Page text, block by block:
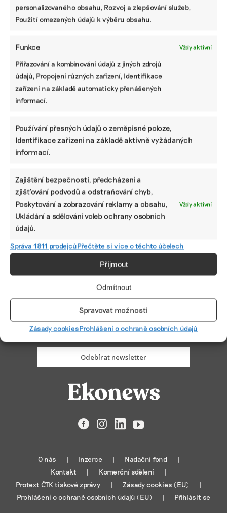
personalizovaného obsahu, Rozvoj a zlepšování služeb,
Použití omezených údajů k výběru obsahu.
Funkce Vždy aktivní
Přiřazování a kombinování údajů z jiných zdrojů
údajů, Propojení různých zařízení, Identifikace
zařízení na základě automaticky přenášených
informací.
Používání přesných údajů o zeměpisné poloze,
Identifikace zařízení na základě aktivně vyžádaných
informací.
Zajištění bezpečnosti, předcházení a
zjišťování podvodů a odstraňování chyb,
Poskytování a zobrazování reklamy a obsahu,
Ukládání a sdělování voleb ochrany osobních
údajů.
Vždy aktivní
Správa 1811 prodejcůPřečtěte si více o těchto účelech
Příjmout
Odmítnout
Spravovat možnosti
Zásady cookiesProhlášení o ochraně osobních údajů
Které firmy mají nově povinnost
zveřejňovat informace o udržitelnosti podle
Jak vybrat správný ESG nástroj: srovnání
programů, které pomohou s vytvořením
Lidé v ESG
Od čokolády k pivu. Prazdroj má novou posilu
starající se o bezpečnost zaměstnanců
Odebírat newsletter
FacebookInstagramLinkedIn
YouTube
O nás Inzerce
Nadační fond
Kontakt
Komerční sdělení
Protext ČTK tiskové zprávy
Zásady cookies (EU)
Prohlášení o ochraně osobních údajů (EU)
Přihlásit se